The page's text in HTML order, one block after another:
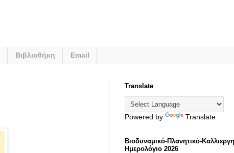
Βιβλιοθήκη Email
Translate
Powered by Translate
Βιοδυναμικό-Πλανητικό-
Ημερολόγιο 2026